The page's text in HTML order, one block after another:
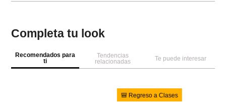
Completa tu look
Recomendados para
ti
Tendencias
relacionadas
Te puede interesar
-33 %
🎒 Regreso a Clases